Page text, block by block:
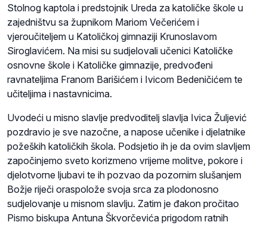
Stolnog kaptola i predstojnik Ureda za katoličke škole u
zajedništvu sa župnikom Mariom Večerićem i
vjeroučiteljem u Katoličkoj gimnaziji Krunoslavom
Siroglavićem. Na misi su sudjelovali učenici Katoličke
osnovne škole i Katoličke gimnazije, predvođeni
ravnateljima Franom Barišićem i Ivicom Bedeničićem te
učiteljima i nastavnicima.
Uvodeći u misno slavlje predvoditelj slavlja Ivica Žuljević
pozdravio je sve nazočne, a napose učenike i djelatnike
požeških katoličkih škola. Podsjetio ih je da ovim slavljem
započinjemo sveto korizmeno vrijeme molitve, pokore i
djelotvorne ljubavi te ih pozvao da pozornim slušanjem
Božje riječi oraspolože svoja srca za plodonosno
sudjelovanje u misnom slavlju. Zatim je đakon pročitao
Pismo biskupa Antuna Škvorčevića prigodom ratnih